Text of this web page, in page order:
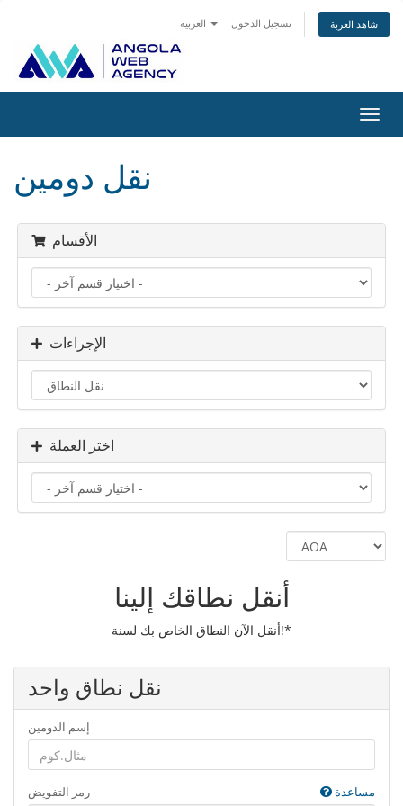
تسجيل الدخول شاهد العربة
تبديل
التنقل
نقل دومين
الأقسام
الإجراءات
اختر العملة
أنقل نطاقك إلينا
أنقل الآن النطاق الخاص بك لسنة!*
نقل نطاق واحد
إسم الدومين
رمز التفويض مساعدة